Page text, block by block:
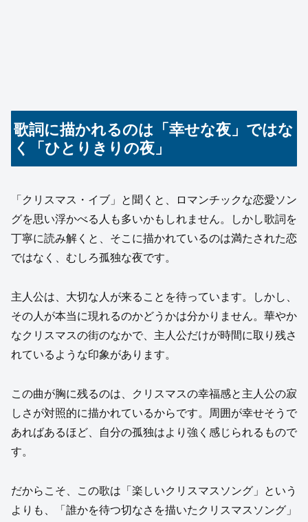
歌詞に描かれるのは「幸せな夜」ではな
く「ひとりきりの夜」
「クリスマス・イブ」と聞くと、ロマンチックな恋愛ソン
グを思い浮かべる人も多いかもしれません。しかし歌詞を
丁寧に読み解くと、そこに描かれているのは満たされた恋
ではなく、むしろ孤独な夜です。
主人公は、大切な人が来ることを待っています。しかし、
その人が本当に現れるのかどうかは分かりません。華やか
なクリスマスの街のなかで、主人公だけが時間に取り残さ
れているような印象があります。
この曲が胸に残るのは、クリスマスの幸福感と主人公の寂
しさが対照的に描かれているからです。周囲が幸せそうで
あればあるほど、自分の孤独はより強く感じられるもので
す。
だからこそ、この歌は「楽しいクリスマスソング」という
よりも、「誰かを待つ切なさを描いたクリスマスソング」